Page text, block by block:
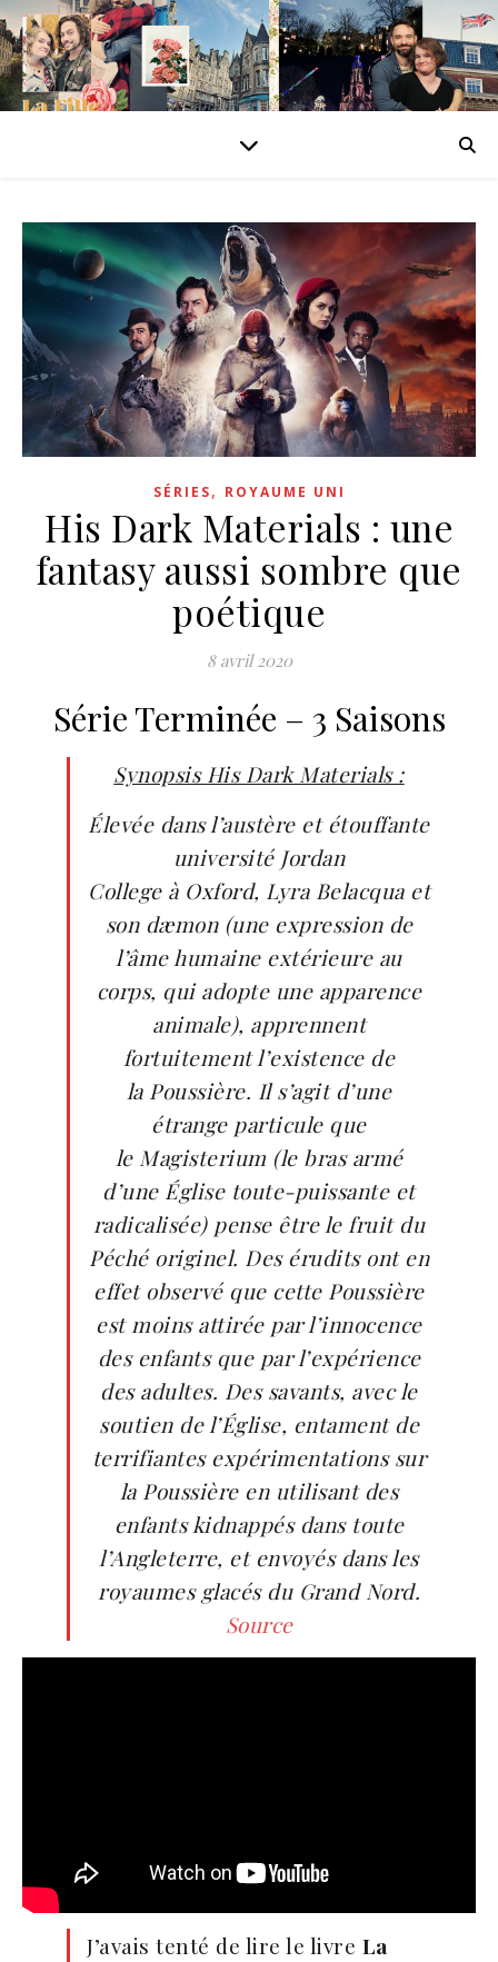
SÉRIES, ROYAUME UNI
His Dark Materials : une
fantasy aussi sombre que
poétique
8 avril 2020
Série Terminée – 3 Saisons
Synopsis His Dark Materials :
Élevée dans l’austère et étouffante
université Jordan
College à Oxford, Lyra Belacqua et
son dæmon (une expression de
l’âme humaine extérieure au
corps, qui adopte une apparence
animale), apprennent
fortuitement l’existence de
la Poussière. Il s’agit d’une
étrange particule que
le Magisterium (le bras armé
d’une Église toute-puissante et
radicalisée) pense être le fruit du
Péché originel. Des érudits ont en
effet observé que cette Poussière
est moins attirée par l’innocence
des enfants que par l’expérience
des adultes. Des savants, avec le
soutien de l’Église, entament de
terrifiantes expérimentations sur
la Poussière en utilisant des
enfants kidnappés dans toute
l’Angleterre, et envoyés dans les
royaumes glacés du Grand Nord.
Source
J’avais tenté de lire le livre La